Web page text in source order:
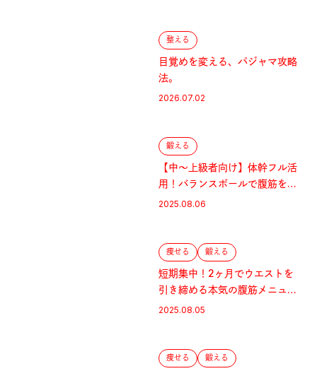
整える
目覚めを変える、パジャマ攻略
法。
2026.07.02
鍛える
【中〜上級者向け】体幹フル活
用！バランスボールで腹筋を鍛
えよう。
2025.08.06
痩せる 鍛える
短期集中！2ヶ月でウエストを
引き締める本気の腹筋メニュ
ー。
2025.08.05
痩せる 鍛える